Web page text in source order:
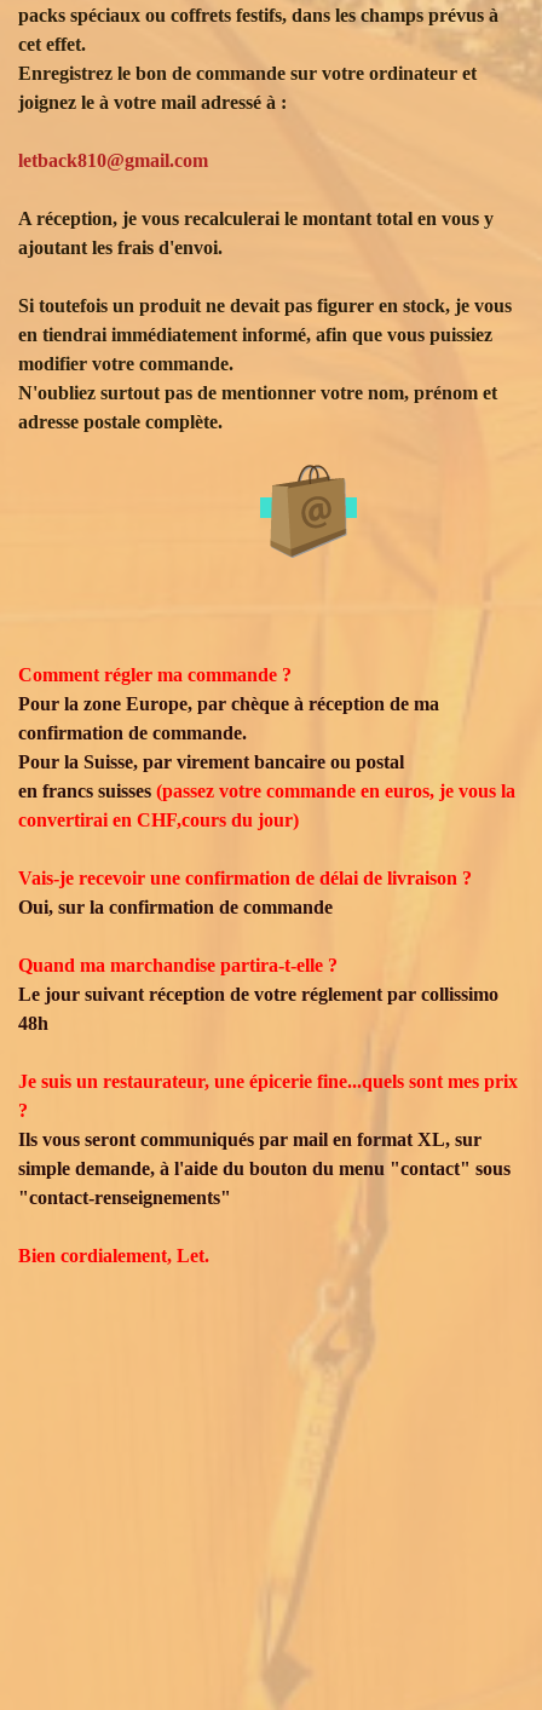
packs spéciaux ou coffrets festifs, dans les champs prévus à
cet effet.
Enregistrez le bon de commande sur votre ordinateur et
joignez le à votre mail adressé à :
letback810@gmail.com
A réception, je vous recalculerai le montant total en vous y
ajoutant les frais d'envoi.
Si toutefois un produit ne devait pas figurer en stock, je vous
en tiendrai immédiatement informé, afin que vous puissiez
modifier votre commande.
N'oubliez surtout pas de mentionner votre nom, prénom et
adresse postale complète.
Comment régler ma commande ?
Pour la zone Europe, par chèque à réception de ma
confirmation de commande.
Pour la Suisse, par virement bancaire ou postal
en francs suisses (passez votre commande en euros, je vous la
convertirai en CHF,cours du jour)
Vais-je recevoir une confirmation de délai de livraison ?
Oui, sur la confirmation de commande
Quand ma marchandise partira-t-elle ?
Le jour suivant réception de votre réglement par collissimo
48h
Je suis un restaurateur, une épicerie fine...quels sont mes prix
?
Ils vous seront communiqués par mail en format XL, sur
simple demande, à l'aide du bouton du menu "contact" sous
"contact-renseignements"
Bien cordialement, Let.